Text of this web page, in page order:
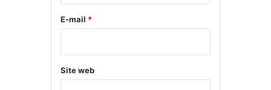
e
E-mail *
Site web